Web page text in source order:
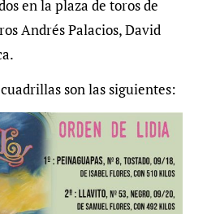
en la plaza de toros de
Andrés Palacios, David
son las siguientes: